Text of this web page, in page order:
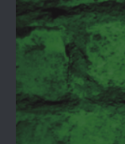
Salta al